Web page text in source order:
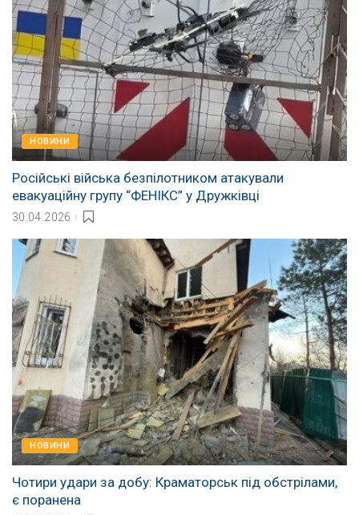
НОВИНИ
Російські війська безпілотником атакували
евакуаційну групу “ФЕНІКС” у Дружківці
30.04.2026
НОВИНИ
Чотири удари за добу: Краматорськ під обстрілами,
є поранена